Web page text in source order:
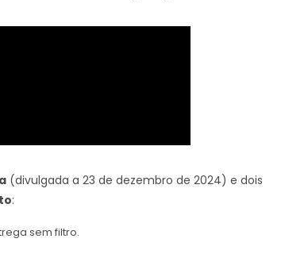
(divulgada a 23 de dezembro de 2024) e dois
:
sem filtro.